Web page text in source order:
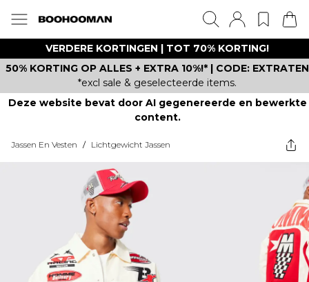
VERDERE KORTINGEN | TOT 70% KORTING!
50% KORTING OP ALLES + EXTRA 10%!* | CODE: EXTRATEN
*excl sale & geselecteerde items.
Deze website bevat door AI gegenereerde en bewerkte
content.
Jassen En Vesten / Lichtgewicht Jassen